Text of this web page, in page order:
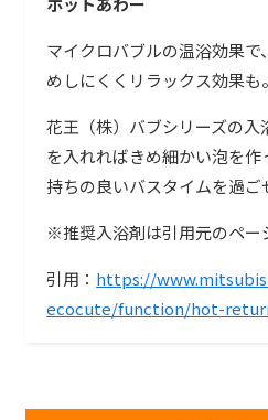
マイクロバブルの温浴効果
めしにくくリラックス効果も。
花王（株）バブシリーズの
を入れればきめ細かい泡を
持ちの良いバスタイムを過
※推奨入浴剤は引用元のペー
引用： https://
ecocute/function/hot-